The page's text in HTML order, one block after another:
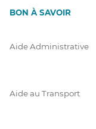
BON À SAVOIR
Aide Administrative
Aide au Transport